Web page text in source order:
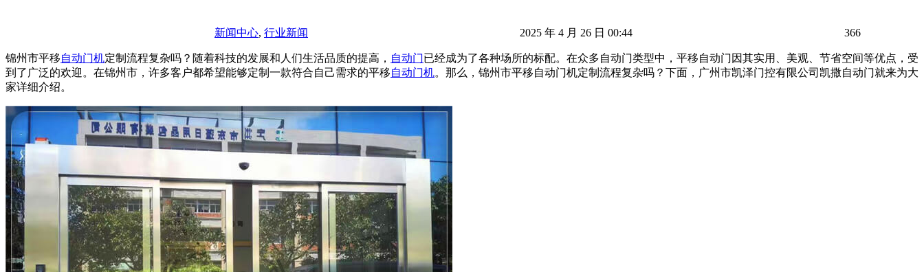
新闻中心, 行业新闻 2025 年 4 月 26 日 00:44 366
锦州市平移自动门机定制流程复杂吗？随着科技的发展和人们生活品质的提高， 自动门已经成为了各种场所的标配。在众多自动门类型中，平移自动门因其实用、美观、节省空间等优点，受
到了广泛的欢迎。在锦州市，许多客户都希望能够定制一款符合自己需求的平移自动门机。那么，锦州市平移自动门机定制流程复杂吗？下面，广州市凯泽门控有限公司凯撒自动门就来为大
家详细介绍。